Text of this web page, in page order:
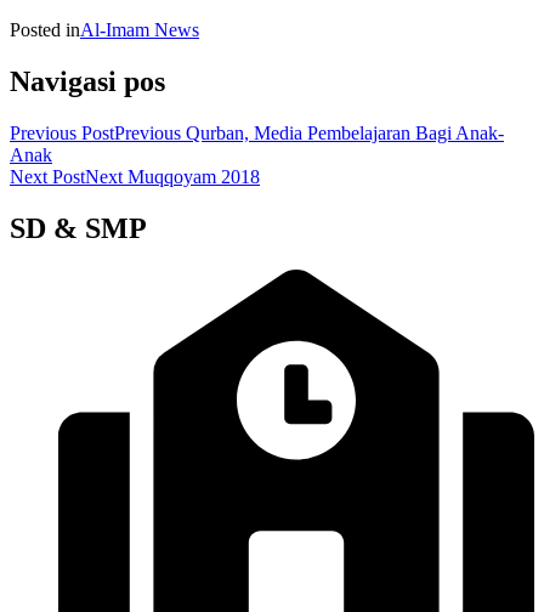
Posted inAl-Imam News
Navigasi pos
Previous PostPrevious Qurban, Media Pembelajaran Bagi Anak-
Anak
Next PostNext Muqqoyam 2018
SD & SMP